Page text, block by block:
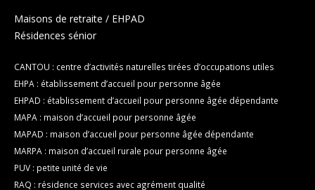
Maisons de retraite / EHPAD
Résidences sénior
CANTOU : centre d’activités naturelles tirées d’occupations utiles
EHPA : établissement d’accueil pour personne âgée
EHPAD : établissement d’accueil pour personne âgée dépendante
MAPA : maison d’accueil pour personne âgée
MAPAD : maison d’accueil pour personne âgée dépendante
MARPA : maison d’accueil rurale pour personne âgée
PUV : petite unité de vie
RAQ : résidence services avec agrément qualité